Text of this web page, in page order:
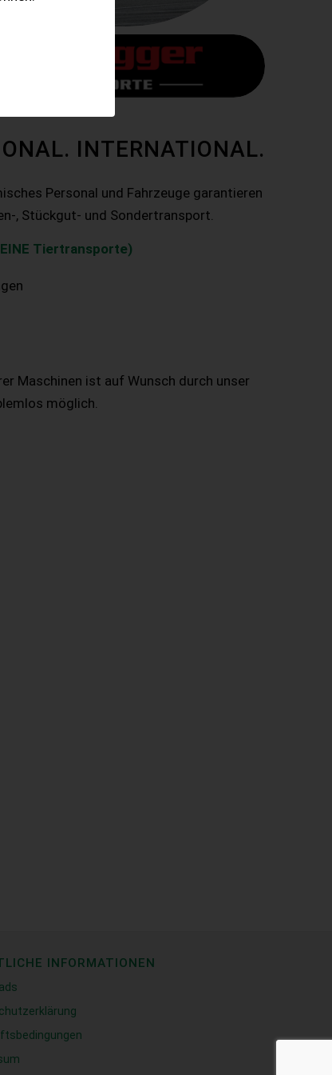
INTERNATIONAL.
Personal und Fahrzeuge garantieren
, Stückgut- und Sondertransport.
Tiertransporte)
Maschinen ist auf Wunsch durch unser
möglich.
INFORMATIONEN